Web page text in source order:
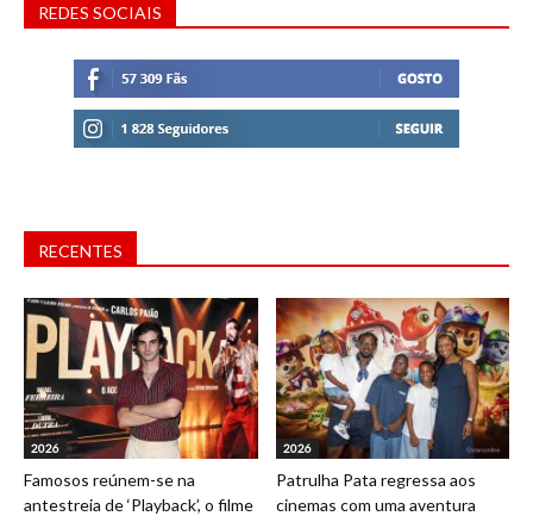
REDES SOCIAIS
RECENTES
2026
Famosos reúnem-se na
antestreia de ‘Playback’, o filme
2026
Patrulha Pata regressa aos
cinemas com uma aventura